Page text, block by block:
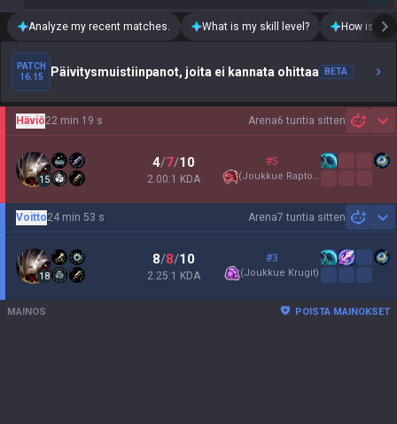
Analyze my recent matches. What is my skill level? How is my
PATCH
16.15
Päivitysmuistiinpanot, joita ei kannata ohittaa BETA
Arena6 tuntia sitten
Häviö22 min 19 s
15
4/7/10
2.00:1 KDA
#5
(Joukkue Raptorit
Arena7 tuntia sitten
Voitto24 min 53 s
18
8/8/10
2.25:1 KDA
#3
(Joukkue Krugit)
MAINOS POISTA MAINOKSET